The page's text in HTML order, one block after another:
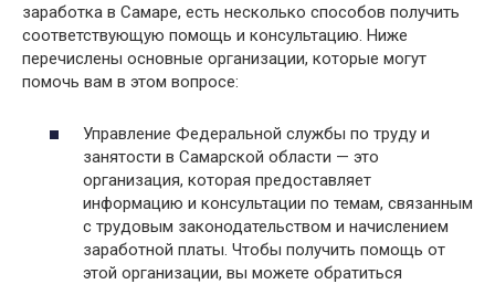
заработка в Самаре, есть несколько способов получить
соответствующую помощь и консультацию. Ниже
перечислены основные организации, которые могут
помочь вам в этом вопросе:
Управление Федеральной службы по труду и
занятости в Самарской области — это
организация, которая предоставляет
информацию и консультации по темам, связанным
с трудовым законодательством и начислением
заработной платы. Чтобы получить помощь от
этой организации, вы можете обратиться